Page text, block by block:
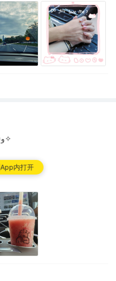
App内打开
快乐小猫出门玩咯✧٩(ˊωˋ*)و✧